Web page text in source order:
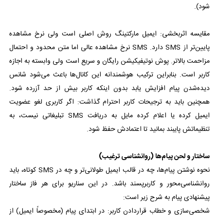
شود).
مقایسه اثربخشی: ایمیل‌ مارکتینگ روش اصلی است ولی نرخ مشاهده
پایین‌تر از SMS دارد. SMS نرخ مشاهده عالی اما متن محدود و احتمال
مزاحمت بالاتر. پوش نوتیفیکیشن رایگان و سریع است ولی وابسته به اجازه
کاربر است. بنابراین ترکیب هوشمندانه این کانال‌ها باعث می‌شود شانس
دیده‌شدن پیام افزایش یابد بدون اینکه کاربر بیش از حد آزرده شود.
همچنین باید به ترجیحات کاربر احترام گذاشت: اگر کاربری لغو عضویت
ایمیل کرده یا اعلام کرده مایل به دریافت SMS تبلیغاتی نیست، به
تنظیماتش پایبند بمانید تا اعتمادش حفظ شود.
ساختار و لحن پیام‌ها (روانشناسی ترغیب)
نحوه نوشتن پیام‌ها، چه در قالب ایمیل طولانی‌تر و چه در SMS کوتاه، باید
روانشناسی‌محور و کاربرپسند باشد. در این سناریو برای هر فاز ساختار
پیشنهادی پیام به شرح زیر است:
شخصی‌سازی و خطاب قراردادن کاربر: در ابتدای پیام (مخصوصاً ایمیل) از